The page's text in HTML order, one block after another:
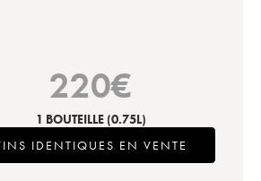
220€
1 BOUTEILLE (0.75L)
IDENTIQUES EN VENTE